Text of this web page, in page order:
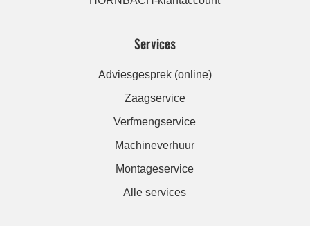
Services
Adviesgesprek (online)
Zaagservice
Verfmengservice
Machineverhuur
Montageservice
Alle services